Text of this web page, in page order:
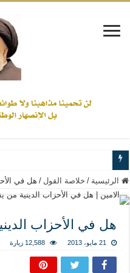
www.alamine.net
مواقف وآراء العلاّمة السيد علي
إذا كان التسنن هو الإيمان بسنة
علاقات المذاهب والأديان لا يجوز أن
لن تحمينا مذاهبنا ولا طوائفنا ولا
الرئيسية / خلاصة القول / هل في
هل في الأحزاب
21 مايو، 2013 12,588 زيارة